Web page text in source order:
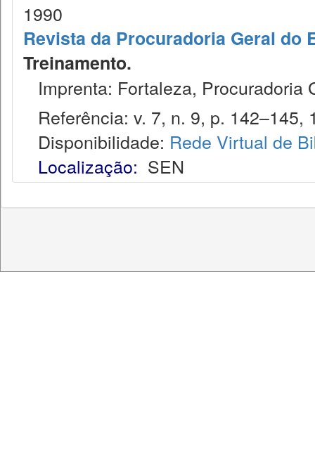
1990
Revista da Procuradoria Geral do
Treinamento.
Imprenta: Fortaleza, Procuradoria
Referência: v. 7, n. 9, p. 142–145,
Disponibilidade: Rede Virtual de
Localização: SEN